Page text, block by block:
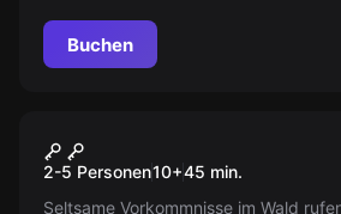
Buchen
Alien Infection
2-5 Personen10+45 min.
Seltsame Vorkommnisse im Wald